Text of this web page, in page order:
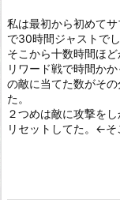
私は最初から初めて
で30時間ジャストでし
そこから十数時間ほ
リワード戦で時間か
の敵に当てた数がそ
た。
２つめは敵に攻撃を
リセットしてた。←そ